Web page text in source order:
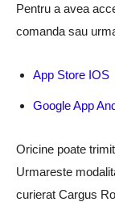
Pentru a avea
comanda sau
App Store IOS
Google App
Oricine poate
Urmareste
curierat Cargus